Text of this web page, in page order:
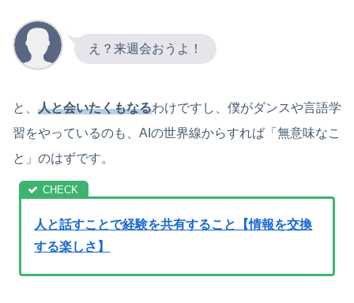
え？来週会おうよ！
と、 人と会いたくもなるわけですし、僕がダンスや言語学
習をやっているのも、AIの世界線からすれば「無意味なこ
と」のはずです。
人と話すことで経験を共有すること【情報を交換
する楽しさ】